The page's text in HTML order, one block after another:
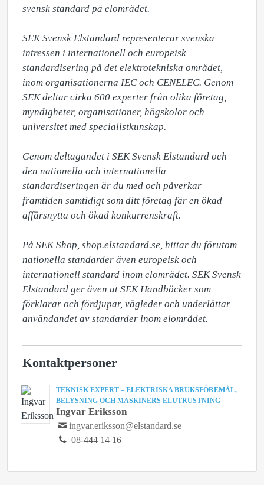
svensk standard på elområdet.
SEK Svensk Elstandard representerar svenska
intressen i internationell och europeisk
standardisering på det elektrotekniska området,
inom organisationerna IEC och CENELEC. Genom
SEK deltar cirka 600 experter från olika företag,
myndigheter, organisationer, högskolor och
universitet med specialistkunskap.
Genom deltagandet i SEK Svensk Elstandard och
den nationella och internationella
standardiseringen är du med och påverkar
framtiden samtidigt som ditt företag får en ökad
affärsnytta och ökad konkurrenskraft.
På SEK Shop, shop.elstandard.se, hittar du förutom
nationella standarder även europeisk och
internationell standard inom elområdet. SEK Svensk
Elstandard ger även ut SEK Handböcker som
förklarar och fördjupar, vägleder och underlättar
användandet av standarder inom elområdet.
Kontaktpersoner
TEKNISK EXPERT – ELEKTRISKA BRUKSFÖREMÅL,
BELYSNING OCH MASKINERS ELUTRUSTNING
Ingvar Eriksson
ingvar.eriksson@elstandard.se
08-444 14 16